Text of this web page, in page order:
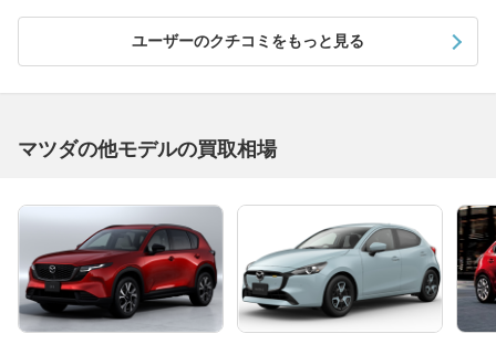
ユーザーのクチコミをもっと見る
マツダの他モデルの買取相場